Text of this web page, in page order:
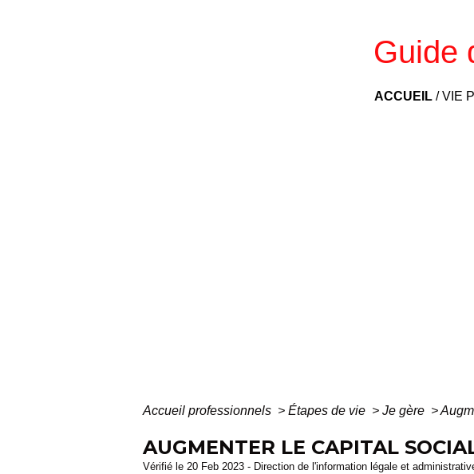
Guide
ACCUEIL/VIE
Accueil professionnels > Étapes de vie > Je gère >
AUGMENTER LE CAPITAL
Vérifié le 20 Feb 2023 - Direction de l'information légale et